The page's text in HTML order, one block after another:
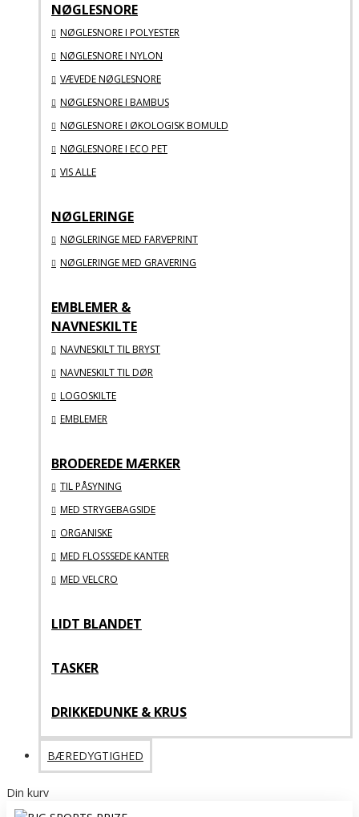
NØGLESNORE
NØGLESNORE I POLYESTER
NØGLESNORE I NYLON
VÆVEDE NØGLESNORE
NØGLESNORE I BAMBUS
NØGLESNORE I ØKOLOGISK BOMULD
NØGLESNORE I ECO PET
VIS ALLE
NØGLERINGE
NØGLERINGE MED FARVEPRINT
NØGLERINGE MED GRAVERING
EMBLEMER &
NAVNESKILTE
NAVNESKILT TIL BRYST
NAVNESKILT TIL DØR
LOGOSKILTE
EMBLEMER
BRODEREDE MÆRKER
TIL PÅSYNING
MED STRYGEBAGSIDE
ORGANISKE
MED FLOSSSEDE KANTER
MED VELCRO
LIDT BLANDET
TASKER
DRIKKEDUNKE & KRUS
BÆREDYGTIGHED
Din kurv